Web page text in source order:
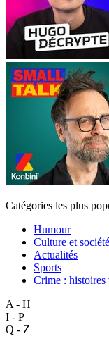
Catégories les plus
Humour
Culture et société
Actualités
Sports
Crime : histoires
A - H
I - P
Q - Z